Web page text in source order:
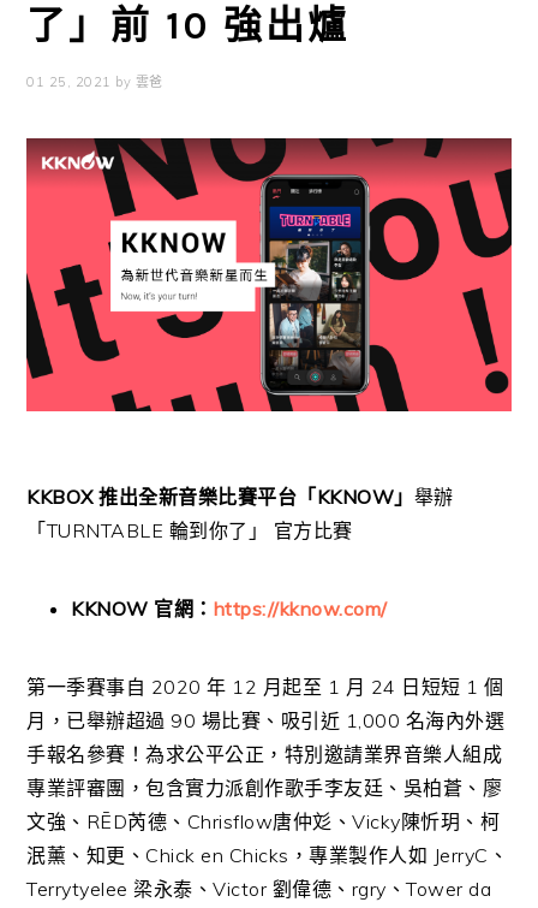
了」前 10 強出爐
01 25, 2021 by 雲爸
KKBOX推出全新音樂比賽平台「KKNOW 」 舉辦
「TURNTABLE 輪到你了」 官方比賽
KKNOW 官網： https://kknow.com/
第一季賽事自 2020年 12 月起至 1 月 24 日短短 1個
月，已舉辦超過 90 場比賽、吸引近 1,000 名海內外選
手報名參賽！為求公平公正，特別邀請業界音樂人組成
專業評審團，包含實力派創作歌手李友廷、吳柏蒼、廖
文強、 RĒD芮德、 Chrisflow唐仲彣、Vicky陳忻玥、柯
泯薰、知更、 Chick en Chicks ，專業製作人如 JerryC 、
Terrytyelee 梁永泰、Victor 劉偉德、 rgry 、Tower da